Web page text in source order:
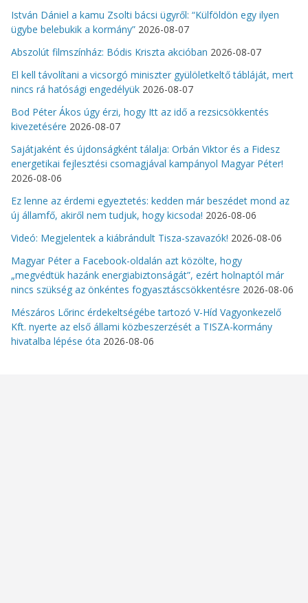
István Dániel a kamu Zsolti bácsi ügyről: “Külföldön egy ilyen
ügybe belebukik a kormány” 2026-08-07
Abszolút filmszínház: Bódis Kriszta akcióban 2026-08-07
El kell távolítani a vicsorgó miniszter gyülöletkeltő tábláját, mert
nincs rá hatósági engedélyük 2026-08-07
Bod Péter Ákos úgy érzi, hogy Itt az idő a rezsicsökkentés
kivezetésére 2026-08-07
Sajátjaként és újdonságként tálalja: Orbán Viktor és a Fidesz
energetikai fejlesztési csomagjával kampányol Magyar Péter!
2026-08-06
Ez lenne az érdemi egyeztetés: kedden már beszédet mond az
új államfő, akiről nem tudjuk, hogy kicsoda! 2026-08-06
Videó: Megjelentek a kiábrándult Tisza-szavazók! 2026-08-06
Magyar Péter a Facebook-oldalán azt közölte, hogy
„megvédtük hazánk energiabiztonságát”, ezért holnaptól már
nincs szükség az önkéntes fogyasztáscsökkentésre 2026-08-06
Mészáros Lőrinc érdekeltségébe tartozó V-Híd Vagyonkezelő
Kft. nyerte az első állami közbeszerzését a TISZA-kormány
hivatalba lépése óta 2026-08-06